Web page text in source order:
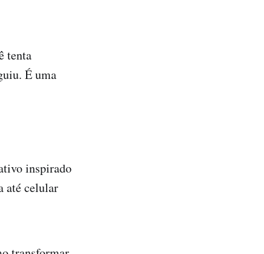
tenta
É uma
inspirado
até celular